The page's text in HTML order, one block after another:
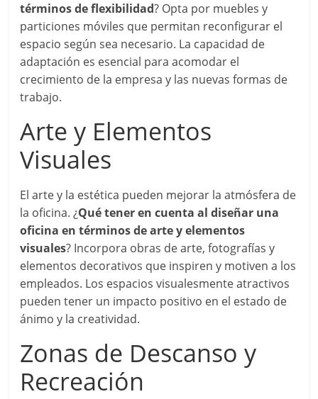
términos de flexibilidad? Opta por muebles y
particiones móviles que permitan reconfigurar el
espacio según sea necesario. La capacidad de
adaptación es esencial para acomodar el
crecimiento de la empresa y las nuevas formas de
trabajo.
Arte y Elementos
Visuales
El arte y la estética pueden mejorar la atmósfera de
la oficina. ¿Qué tener en cuenta al diseñar una
oficina en términos de arte y elementos
visuales? Incorpora obras de arte, fotografías y
elementos decorativos que inspiren y motiven a los
empleados. Los espacios visualesmente atractivos
pueden tener un impacto positivo en el estado de
ánimo y la creatividad.
Zonas de Descanso y
Recreación